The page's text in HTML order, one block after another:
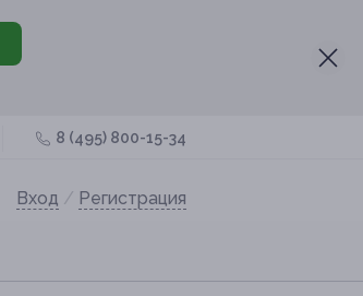
8 (495) 800-15-34
Вход / Регистрация